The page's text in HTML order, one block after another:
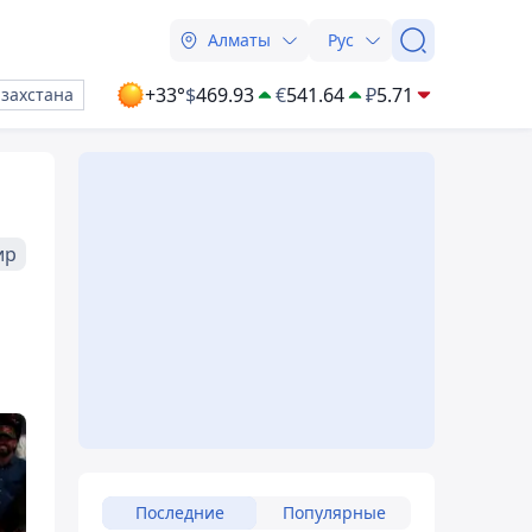
Алматы Рус
+33°$469.93 €541.64 ₽5.71
Последние Популярные